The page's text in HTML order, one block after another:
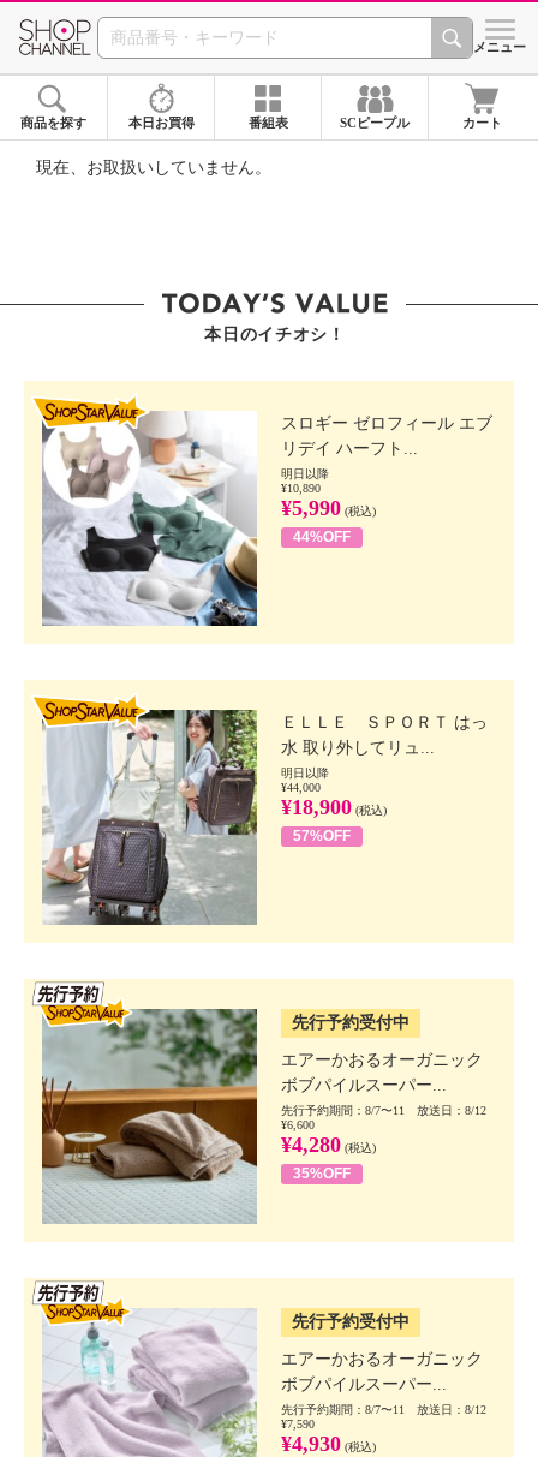
SHOP CHANNEL ショッ
メニュー
商品を探す 本日お買得 番組表 SCピープル カート
現在、お取扱いしていません。
本日のイチオシ！
スロギー ゼロフィール エブ
リデイ ハーフト...
明日以降
¥10,890
¥5,990 (税込)
44%OFF
ＥＬＬＥ ＳＰＯＲＴ はっ
水 取り外してリュ...
明日以降
¥44,000
¥18,900 (税込)
57%OFF
先行予約受付中
エアーかおるオーガニック
ボブパイルスーパー...
先行予約期間：8/7〜11 放送日：8/12
¥6,600
¥4,280 (税込)
35%OFF
先行予約受付中
エアーかおるオーガニック
ボブパイルスーパー...
先行予約期間：8/7〜11 放送日：8/12
¥7,590
¥4,930 (税込)